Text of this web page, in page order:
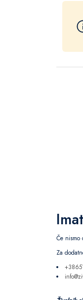
Če nismo
Za